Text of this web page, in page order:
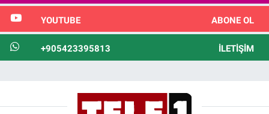
YOUTUBE ABONE OL
+905423395813 İLETIŞIM